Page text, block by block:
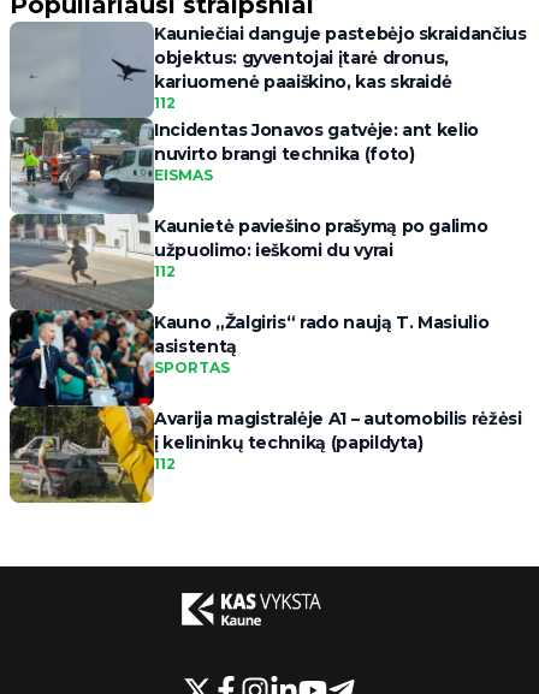
Kauniečiai danguje pastebėjo skraidančius
objektus: gyventojai įtarė dronus,
kariuomenė paaiškino, kas skraidė
112
Incidentas Jonavos gatvėje: ant kelio
nuvirto brangi technika (foto)
EISMAS
Kaunietė paviešino prašymą po galimo
užpuolimo: ieškomi du vyrai
112
Kauno „Žalgiris“ rado naują T. Masiulio
asistentą
SPORTAS
Avarija magistralėje A1 – automobilis rėžėsi
į kelininkų techniką (papildyta)
112